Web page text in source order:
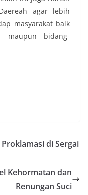
agar lebih
masyarakat baik
maupun bidang-
di Sergai
Kehormatan dan
Renungan Suci